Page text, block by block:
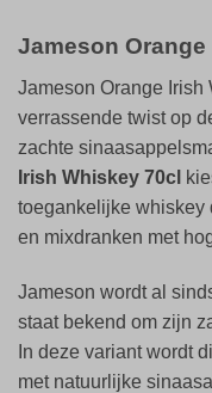
Jameson Orange
Jameson Orange Irish
verrassende twist op
zachte
Irish Whiskey 70cl
toegankelijke whiskey
en mixdranken met
Jameson wordt al
staat bekend om zijn
In deze variant wordt
met natuurlijke